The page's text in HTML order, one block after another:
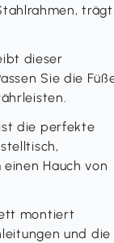
trägt
dieser
Sie die
die perfekte
Hauch von
montiert
und die